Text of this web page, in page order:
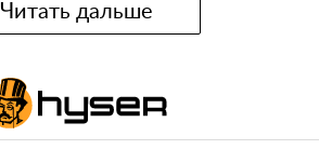
Читать дальше